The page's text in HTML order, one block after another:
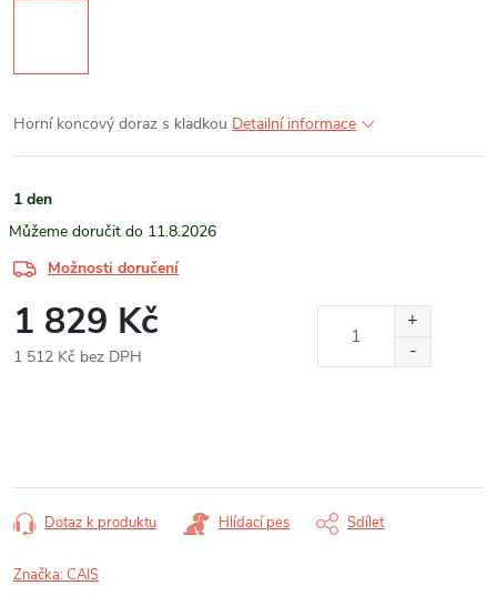
Horní koncový doraz s kladkou Detailní informace
1 den
11.8.2026
Možnosti doručení
1 829 Kč
1 512 Kč bez DPH
Dotaz k produktu Hlídací pes Sdílet
Značka:CAIS